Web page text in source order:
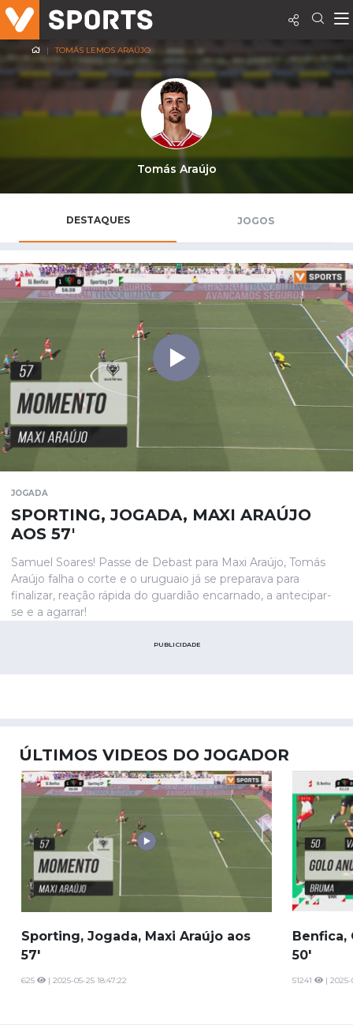
TOMÁS LEMOS ARAÚJO
Tomás Araújo
DESTAQUES JOGOS
JOGADA
SPORTING, JOGADA, MAXI ARAÚJO
AOS 57'
Samuel Soares! Passe de Debast para Maxi Araújo, Tomás
Araújo falha o corte e o uruguaio já se preparava para
finalizar, reação rápida do guardião encarnado, a antecipar-
se e a agarrar!
PUBLICIDADE
ÚLTIMOS VIDEOS DO JOGADOR
Sporting, Jogada, Maxi Araújo aos
57'
625 | 2025-05-25 18:47:22
Benfica,
50'
51241 | 2025-